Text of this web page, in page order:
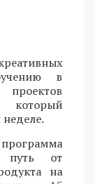
в
который
неделе.
путь от
на